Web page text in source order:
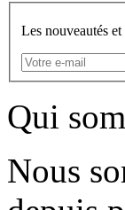
Les nouveautés
Qui
Nous